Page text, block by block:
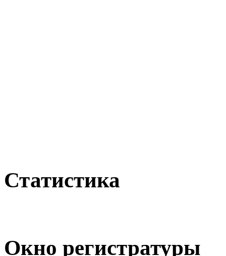
Статистика
Окно регистратуры